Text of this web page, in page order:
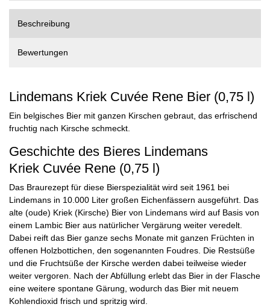
Beschreibung
Bewertungen
Lindemans Kriek Cuvée Rene Bier (0,75 l)
Ein belgisches Bier mit ganzen Kirschen gebraut, das erfrischend
fruchtig nach Kirsche schmeckt.
Geschichte des Bieres Lindemans
Kriek Cuvée Rene (0,75 l)
Das Braurezept für diese Bierspezialität wird seit 1961 bei
Lindemans in 10.000 Liter großen Eichenfässern ausgeführt. Das
alte (oude) Kriek (Kirsche) Bier von Lindemans wird auf Basis von
einem Lambic Bier aus natürlicher Vergärung weiter veredelt.
Dabei reift das Bier ganze sechs Monate mit ganzen Früchten in
offenen Holzbottichen, den sogenannten Foudres. Die Restsüße
und die Fruchtsüße der Kirsche werden dabei teilweise wieder
weiter vergoren. Nach der Abfüllung erlebt das Bier in der Flasche
eine weitere spontane Gärung, wodurch das Bier mit neuem
Kohlendioxid frisch und spritzig wird.